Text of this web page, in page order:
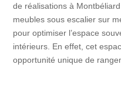
de réalisations à
meubles sous escalier sur
pour optimiser l’espace
intérieurs. En effet, cet
opportunité unique de